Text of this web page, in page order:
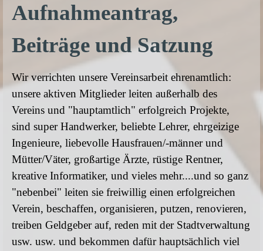
Aufnahmeantrag,
Beiträge und Satzung
Wir verrichten unsere Vereinsarbeit ehrenamtlich:
unsere aktiven Mitglieder leiten außerhalb des
Vereins und "hauptamtlich" erfolgreich Projekte,
sind super Handwerker, beliebte Lehrer, ehrgeizige
Ingenieure, liebevolle Hausfrauen/-männer und
Mütter/Väter, großartige Ärzte, rüstige Rentner,
kreative Informatiker, und vieles mehr....und so ganz
"nebenbei" leiten sie freiwillig einen erfolgreichen
Verein, beschaffen, organisieren, putzen, renovieren,
treiben Geldgeber auf, reden mit der Stadtverwaltung
usw. usw. und bekommen dafür hauptsächlich viel